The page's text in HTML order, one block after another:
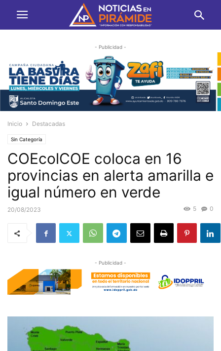
- Publicidad -
Inicio Destacadas
Sin Categoría
COEcolCOE coloca en 16
provincias en alerta amarilla e
igual número en verde
20/08/2023 0
5
- Publicidad -